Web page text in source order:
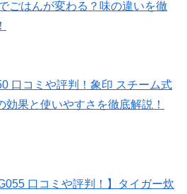
ごはんが変わる？味の違いを徹
口コミや評判！象印 スチーム式
効果と使いやすさを徹底解説！
口コミや評判！】タイガー炊